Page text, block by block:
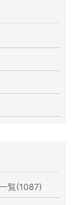
覧(1087)